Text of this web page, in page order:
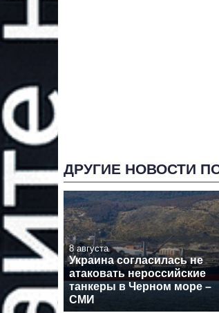
ДРУГИЕ НОВОСТИ
8 августа
Украина согласилась не
атаковать нероссийские
танкеры в Черном море –
СМИ